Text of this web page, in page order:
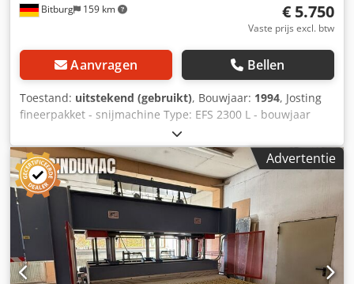
Bitburg 159 km € 5.750
Vaste prijs excl. btw
Aanvragen Bellen
Toestand: uitstekend (gebruikt), Bouwjaar: 1994, Josting
fineerpakket - snijmachine Type: EFS 2300 L - bouwjaar
1994 Snijlengte: 2.300 mm Maximale invoerhoogte: 80 mm
FIESSLER veiligheidslichtscherm Djdpfx Adoxgbwzjpock
Lichtlijn voor snijpositieaanduiding Parallel aanslag
motorisch verstelbaar, fijnafstelling met handwiel
Aansluitwaarde: 7,7 kW Gewicht: 2.700 kg Afmetingen:
3.610 x 1.700 x 1.680 mm Vanaf locatie: - direct
beschikbaar -
Advertentie